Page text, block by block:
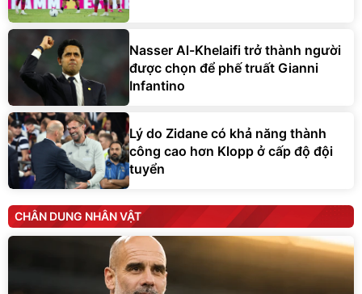
Nasser Al-Khelaifi trở thành người
được chọn để phế truất Gianni
Infantino
Lý do Zidane có khả năng thành
công cao hơn Klopp ở cấp độ đội
tuyển
CHÂN DUNG NHÂN VẬT